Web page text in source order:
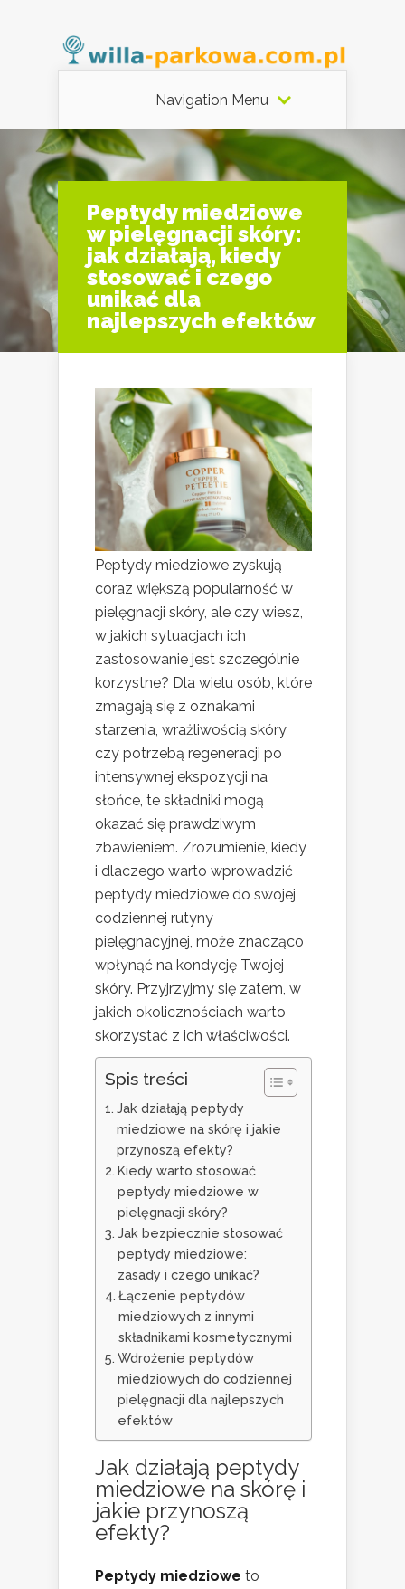
Navigation Menu
Peptydy miedziowe
w pielęgnacji skóry:
jak działają, kiedy
stosować i czego
unikać dla
najlepszych efektów
Peptydy miedziowe zyskują
coraz większą popularność w
pielęgnacji skóry, ale czy wiesz,
w jakich sytuacjach ich
zastosowanie jest szczególnie
korzystne? Dla wielu osób, które
zmagają się z oznakami
starzenia, wrażliwością skóry
czy potrzebą regeneracji po
intensywnej ekspozycji na
słońce, te składniki mogą
okazać się prawdziwym
zbawieniem. Zrozumienie, kiedy
i dlaczego warto wprowadzić
peptydy miedziowe do swojej
codziennej rutyny
pielęgnacyjnej, może znacząco
wpłynąć na kondycję Twojej
skóry. Przyjrzyjmy się zatem, w
jakich okolicznościach warto
skorzystać z ich właściwości.
Spis treści
Jak działają peptydy
miedziowe na skórę i jakie
przynoszą efekty?
Kiedy warto stosować
peptydy miedziowe w
pielęgnacji skóry?
Jak bezpiecznie stosować
peptydy miedziowe:
zasady i czego unikać?
Łączenie peptydów
miedziowych z innymi
składnikami kosmetycznymi
Wdrożenie peptydów
miedziowych do codziennej
pielęgnacji dla najlepszych
efektów
Jak działają peptydy
miedziowe na skórę i
jakie przynoszą
efekty?
Peptydy miedziowe to